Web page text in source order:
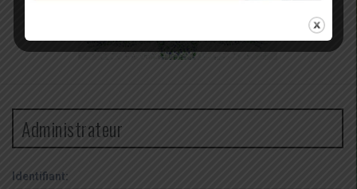
Administrateur
Identifiant: